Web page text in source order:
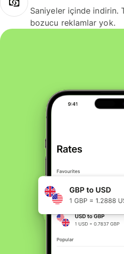
Saniyeler içinde indirin.
bozucu reklamlar yok.